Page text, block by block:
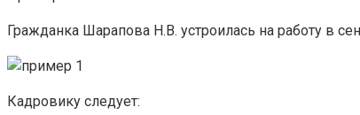
Гражданка Шарапова Н.В. устроилась на работу в
Кадровику следует: